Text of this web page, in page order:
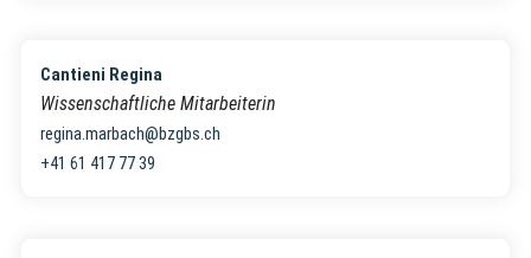
Cantieni Regina
Wissenschaftliche Mitarbeiterin
regina.marbach@bzgbs.ch
+41 61 417 77 39